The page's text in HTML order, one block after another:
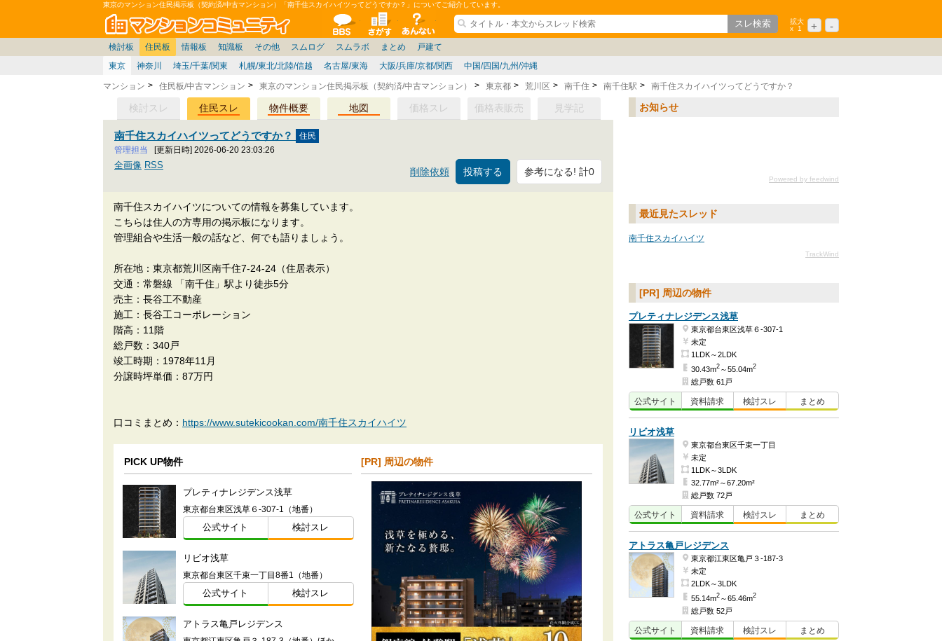
東京のマンション住民掲示板（契約済/中古マンション）「南千住スカイハイツってどうですか？」についてご紹介しています。
マンションコミュニティ
全掲示板 物件検索 サイトについて
拡大
x
1 + -
検討板
東京23区 東京市部 神奈川/横浜 千葉 埼玉 茨城 札幌 仙台/新潟/東北 名古屋/東海
住民板
東京
神奈川 埼玉/千葉/関東 札幌/東北/北陸/信越 名古屋/東海 大阪/兵庫/京都/関西 中国/四国/九州/沖縄
情報板
価格表 スムログ出張所 暮らしやすさ評価 見学記
知識板
住宅ローン デベ/ゼネコン マンション雑談 マンション質問 住宅質問 管理会社/組合
その他
雑談 賃貸 移住相談 リゾート 広告 バトル 家具 ニュース 個人取引 政治
スムログ
お便り返し 座談会/対談 ブロガーの本音 マンション管理 ノウハウ 東京都 神奈川県
スムラボ
関東 中部 近畿 北海道 東北 中国 九州 その他 まとめ
東京都 神奈川県 千葉県 埼玉県 愛知県 大阪府 兵庫県 福岡県 戸建て
注文住宅 建売住宅 戸建質問 住宅設備
マンション 住民板/中古マンション 東京のマンション住民掲示板（契約済/中古マンション） 東京都 荒川区 南千住 南千住駅 南千住スカイハイツってどうですか？
検討スレ 住民スレ 物件概要 地図 価格スレ 価格表販売 見学記
南千住スカイハイツってどうですか？
管理担当 [更新日時] 2026-06-20 23:03:26
削除依頼 参考になる! 計0
全画像 RSS
南千住スカイハイツについての情報を募集しています。
こちらは住人の方専用の掲示板になります。
管理組合や生活一般の話など、何でも語りましょう。
所在地：東京都荒川区南千住7-24-24（住居表示）
交通：常磐線 「南千住」駅より徒歩5分
売主：長谷工不動産
施工：長谷工コーポレーション
階高：11階
総戸数：340戸
竣工時期：1978年11月
分譲時坪単価：87万円
口コミまとめ： https://www.sutekicookan.com/南千住スカイハイツ
PICK UP物件
プレティナレジデンス浅草
東京都台東区浅草６-307-1（地番）
公式サイト 検討スレ
リビオ浅草
東京都台東区千束一丁目8番1（地番）
公式サイト 検討スレ
アトラス亀戸レジデンス
[PR] 周辺の物件
お知らせ
Powered by feedwind
最近見たスレッド
南千住スカイハイツ
TrackWind
[PR] 周辺の物件
プレティナレジデンス浅草
東京都台東区浅草６-307-1
未定
1LDK～2LDK
30.43m2 ～55.04m2
総戸数 61戸
公式サイト 資料請求 検討スレ まとめ
リビオ浅草
東京都台東区千束一丁目
未定
1LDK～3LDK
32.77m²～67.20m²
総戸数 72戸
公式サイト 資料請求 検討スレ まとめ
アトラス亀戸レジデンス
東京都江東区亀戸３-187-3
未定
2LDK～3LDK
55.14m2 ～65.46m2
総戸数 52戸
公式サイト 資料請求 検討スレ まとめ